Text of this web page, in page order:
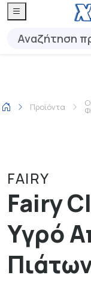
Προϊόντα
FAIRY
Fairy
Υγρό